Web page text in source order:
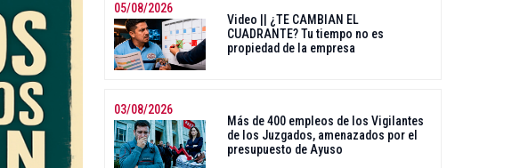
05/08/2026
Video || ¿TE CAMBIAN EL
CUADRANTE? Tu tiempo no es
propiedad de la empresa
03/08/2026
Más de 400 empleos de los Vigilantes
de los Juzgados, amenazados por el
presupuesto de Ayuso